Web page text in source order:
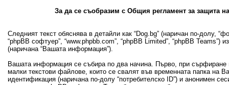
За да се съобразим с Общия регламент за защита
Следният текст обяснява в детайли как “Dog.bg” (наричан по-долу,
“phpBB софтуер”, “www.phpbb.com”, “phpBB Limited”, “phpBB
(наричана “Вашата информация”).
Вашата информация се събира по два начина. Първо, при сърфиране
малки текстови файлове, които се свалят във временната папка на
идентификация (наричана по-долу “потребителско ID”) и анонимен